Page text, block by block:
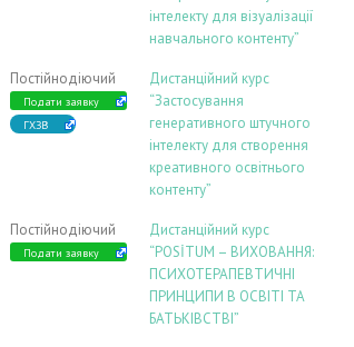
інтелекту для візуалізації
навчального контенту”
Постійнодіючий
Подати заявку
ГХЗВ
Дистанційний курс
“Застосування
генеративного штучного
інтелекту для створення
креативного освітнього
контенту”
Постійнодіючий
Подати заявку
Дистанційний курс
“POSİTUM – ВИХОВАННЯ:
ПСИХОТЕРАПЕВТИЧНІ
ПРИНЦИПИ В ОСВІТІ ТА
БАТЬКІВСТВІ”